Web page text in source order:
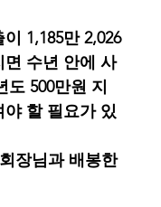
1,185만 2,026
수년 안에 사
500만원 지
할 필요가 있
장님과 배봉한